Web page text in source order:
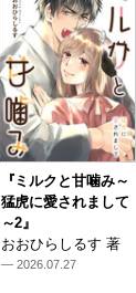
『ミルクと甘噛み～
猛虎に愛されまして
～2』
おおひらしるす 著
— 2026.07.27